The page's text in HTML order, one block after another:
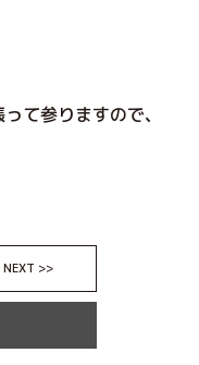
て参りますので、
NEXT >>